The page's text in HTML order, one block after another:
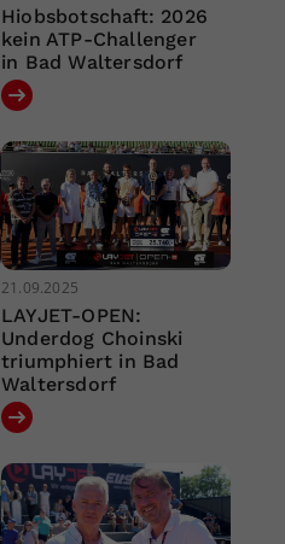
Hiobsbotschaft: 2026
kein ATP-Challenger
in Bad Waltersdorf
21.09.2025
LAYJET-OPEN:
Underdog Choinski
triumphiert in Bad
Waltersdorf